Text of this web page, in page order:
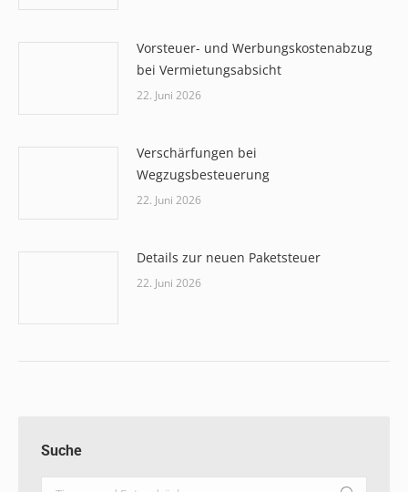
Vorsteuer- und Werbungskostenabzug
bei Vermietungsabsicht
22. Juni 2026
Verschärfungen bei
Wegzugsbesteuerung
22. Juni 2026
Details zur neuen Paketsteuer
22. Juni 2026
Suche